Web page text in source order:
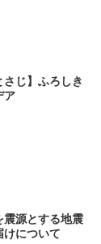
さじ】ふろしき
ア
震源とする地震
けについて